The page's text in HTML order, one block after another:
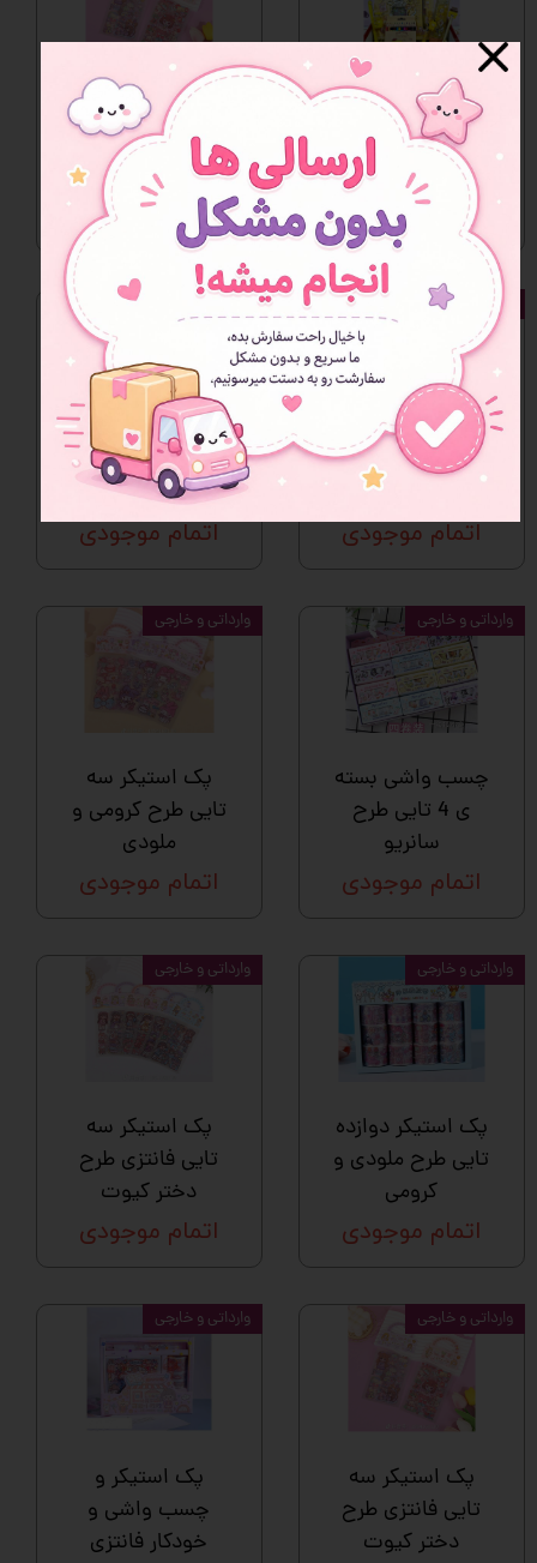
ست هدیه و لوازم
تحریر فانتزی زرد 1
اتمام موجودی
پک استیکر سه
تایی فانتزی در طرح
های جذاب
اتمام موجودی
پک استیکر و لوازم
فانتزی بنفش
اتمام موجودی
وارداتی و خارجی
پک استیکر و لوازم
فانتزی صورتی
اتمام موجودی
وارداتی و خارجی
چسب واشی بسته
ی 4 تایی طرح
سانریو
اتمام موجودی
وارداتی و خارجی
پک استیکر سه
تایی طرح کرومی و
ملودی
اتمام موجودی
وارداتی و خارجی
پک استیکر دوازده
تایی طرح ملودی و
کرومی
اتمام موجودی
وارداتی و خارجی
پک استیکر سه
تایی فانتزی طرح
دختر کیوت
اتمام موجودی
وارداتی و خارجی
پک استیکر سه
تایی فانتزی طرح
دختر کیوت
وارداتی و خارجی
پک استیکر و
چسب واشی و
خودکار فانتزی
وارداتی و خارجی